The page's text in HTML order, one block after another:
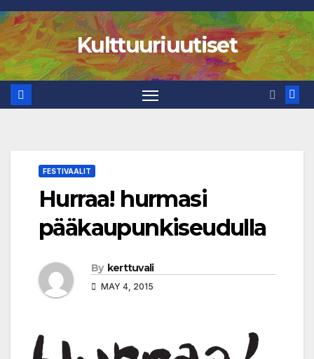
Skip
to
content
Kulttuuriuutiset
FESTIVAALIT
Hurraa! hurmasi
pääkaupunkiseudulla
By kerttuvali
MAY 4, 2015